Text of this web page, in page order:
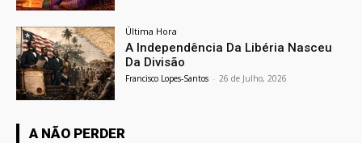
Última Hora
A Independência Da Libéria Nasceu
Da Divisão
Francisco Lopes-Santos - 26 de Julho, 2026
A NÃO PERDER